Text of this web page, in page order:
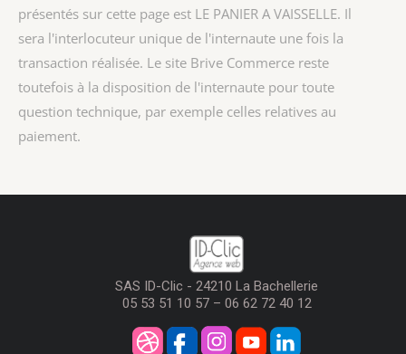
présentés sur cette page est LE PANIER A VAISSELLE. Il
sera l'interlocuteur unique de l'internaute une fois la
transaction réalisée. Le site Brive Commerce reste
toutefois à la disposition de l'internaute pour toute
question technique, par exemple celles relatives au
paiement.
SAS ID-Clic - 24210 La Bachellerie
05 53 51 10 57 – 06 62 72 40 12